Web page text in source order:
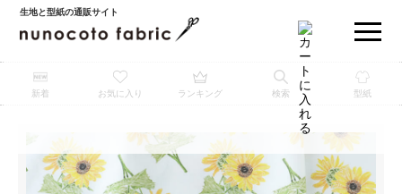
生地と型紙の通販サイト
新着 お気に入り ランキング 検索 型紙